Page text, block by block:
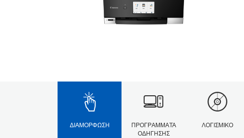
ΔΙΑΜΌΡΦΩΣΗ
ΠΡΟΓΡΆΜΜΑΤΑ
ΟΔΉΓΗΣΗΣ
ΛΟΓΙΣΜΙΚΌ